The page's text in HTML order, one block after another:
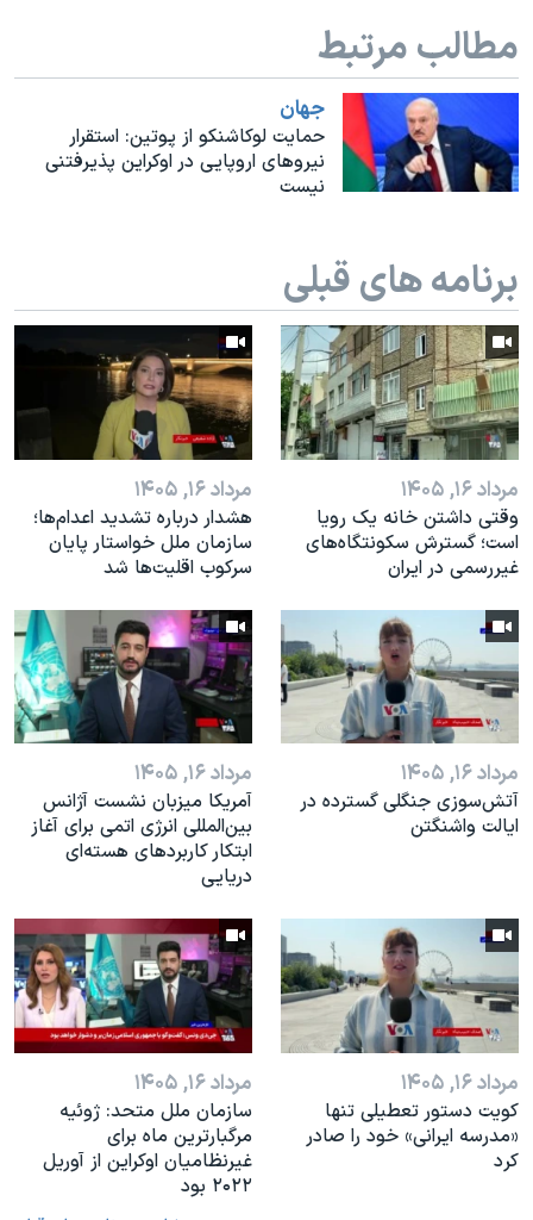
نرگس محمدی برنده جایزه نوبل صلح
همایش محافظه‌کاران آمریکا «سی‌پک»
صفحه‌های ویژه
سفر پرزیدنت ترامپ به چین
مطالب مرتبط
جهان
حمایت لوکاشنکو از پوتین: استقرار
نیروهای اروپایی در اوکراین پذیرفتنی
نیست
برنامه های قبلی
مرداد ۱۶, ۱۴۰۵
وقتی داشتن خانه یک رویا
است؛ گسترش سکونتگاه‌های
غیررسمی در ایران
مرداد ۱۶, ۱۴۰۵
هشدار درباره تشدید اعدام‌ها؛
سازمان ملل خواستار پایان
سرکوب اقلیت‌ها شد
مرداد ۱۶, ۱۴۰۵
آتش‌سوزی جنگلی گسترده در
ایالت واشنگتن
مرداد ۱۶, ۱۴۰۵
آمریکا میزبان نشست آژانس
بین‌المللی انرژی اتمی برای آغاز
ابتکار کاربردهای هسته‌ای
دریایی
مرداد ۱۶, ۱۴۰۵
کویت دستور تعطیلی تنها
«مدرسه ایرانی» خود را صادر
کرد
مرداد ۱۶, ۱۴۰۵
سازمان ملل متحد: ژوئیه
مرگبارترین ماه برای
غیرنظامیان اوکراین از آوریل
۲۰۲۲ بود